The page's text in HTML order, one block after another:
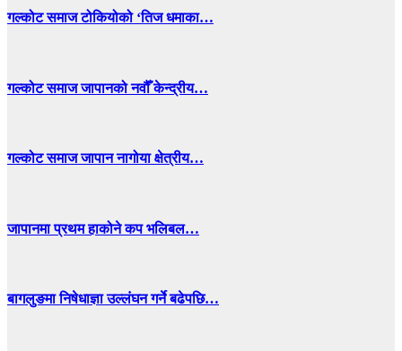
गल्कोट समाज टोकियोको ‘तिज धमाका…
गल्कोट समाज जापानको नवौँ केन्द्रीय…
गल्कोट समाज जापान नागोया क्षेत्रीय…
जापानमा प्रथम हाकोने कप भलिबल…
बागलुङमा निषेधाज्ञा उल्लंघन गर्ने बढेपछि…